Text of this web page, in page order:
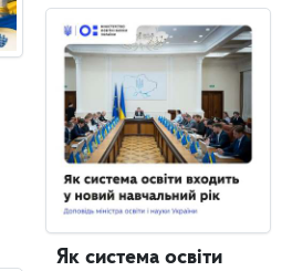
Як система освіти